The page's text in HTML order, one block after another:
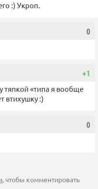
:) Укроп.
0
+1
тяпкой «типа я вообще
втихушку :)
0
, чтобы комментировать